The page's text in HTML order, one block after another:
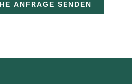
ANFRAGE SENDEN